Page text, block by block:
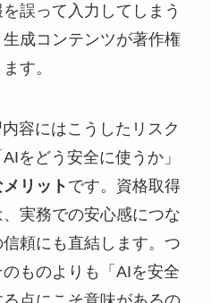
誤って入力してしまう
成コンテンツが著作権
す。
容にはこうしたリスク
をどう安全に使うか」
リット です。資格取得
実務での安心感につな
頼にも直結します。つ
ものよりも「AIを安全